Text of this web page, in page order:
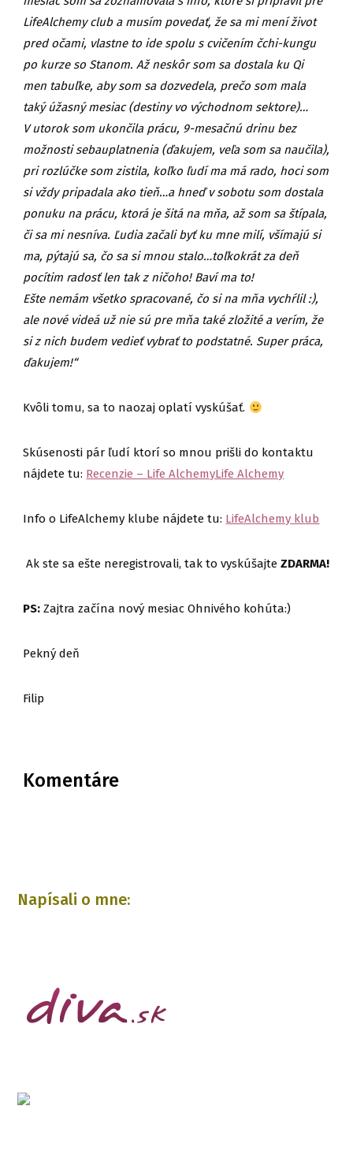
LifeAlchemy club a musím povedať, že sa mi mení život
pred očami, vlastne to ide spolu s cvičením čchi-kungu
po kurze so Stanom. Až neskôr som sa dostala ku Qi
men tabuľke, aby som sa dozvedela, prečo som mala
taký úžasný mesiac (destiny vo východnom sektore)…
V utorok som ukončila prácu, 9-mesačnú drinu bez
možnosti sebauplatnenia (ďakujem, veľa som sa naučila),
pri rozlúčke som zistila, koľko ľudí ma má rado, hoci som
si vždy pripadala ako tieň…a hneď v sobotu som dostala
ponuku na prácu, ktorá je šitá na mňa, až som sa štípala,
či sa mi nesníva. Ľudia začali byť ku mne milí, všímajú si
ma, pýtajú sa, čo sa si mnou stalo…toľkokrát za deň
pocítim radosť len tak z ničoho! Baví ma to!
Ešte nemám všetko spracované, čo si na mňa vychŕlil :),
ale nové videá už nie sú pre mňa také zložité a verím, že
si z nich budem vedieť vybrať to podstatné. Super práca,
ďakujem!“
Kvôli tomu, sa to naozaj oplatí vyskúšať.
Skúsenosti pár ľudí ktorí so mnou prišli do kontaktu
nájdete tu: Recenzie – Life AlchemyLife Alchemy
Info o LifeAlchemy klube nájdete tu: LifeAlchemy klub
Ak ste sa ešte neregistrovali, tak to vyskúšajteZDARMA!
PS: Zajtra začína nový mesiac Ohnivého kohúta:)
Pekný deň
Filip
Komentáre
Napísali o mne: